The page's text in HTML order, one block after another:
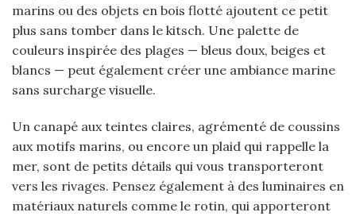
marins ou des objets en bois flotté ajoutent ce petit
plus sans tomber dans le kitsch. Une palette de
couleurs inspirée des plages — bleus doux, beiges et
blancs — peut également créer une ambiance marine
sans surcharge visuelle.
Un canapé aux teintes claires, agrémenté de coussins
aux motifs marins, ou encore un plaid qui rappelle la
mer, sont de petits détails qui vous transporteront
vers les rivages. Pensez également à des luminaires en
matériaux naturels comme le rotin, qui apporteront